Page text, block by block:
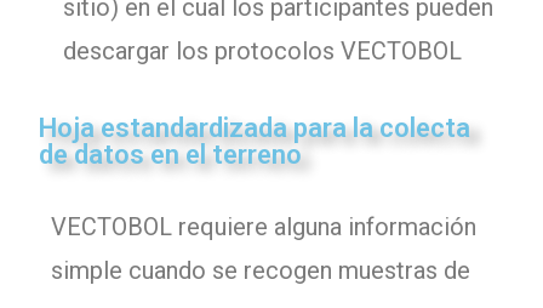
sitio) en el cual los participantes pueden
descargar los protocolos VECTOBOL
Hoja estandardizada para la colecta
de datos en el terreno
VECTOBOL requiere alguna información
simple cuando se recogen muestras de